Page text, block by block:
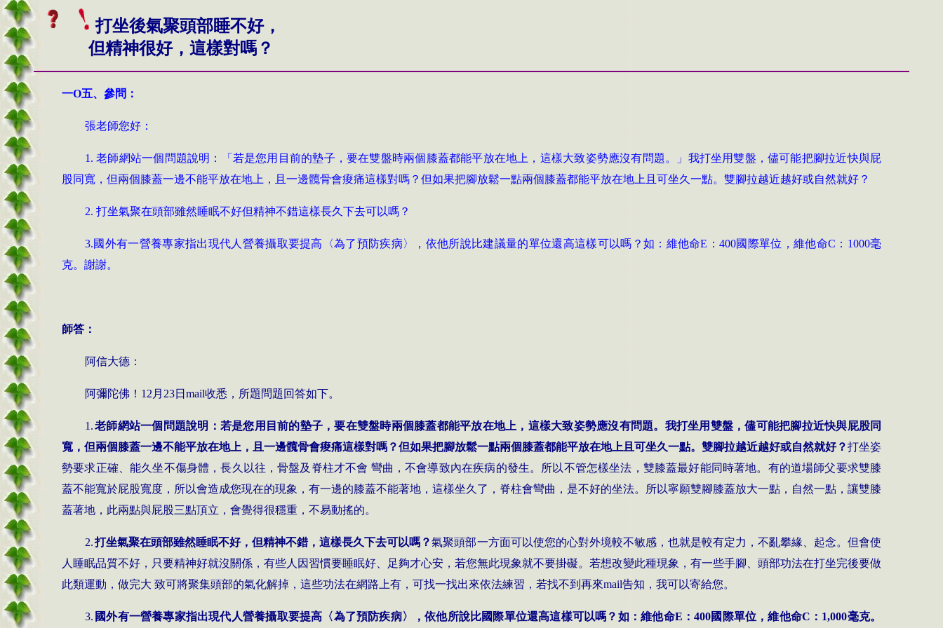
打坐後氣聚頭部睡不好，
但精神很好，這樣對嗎？
一O五、 參問：
張老師您好：
1.老師網站一個問題說明：「若是您用目前的墊子，要在雙盤時兩個膝蓋都能平放在地上，這樣大致姿勢應沒有問題。」我打坐用雙盤，儘可能把腳拉近快與屁
股同寬，但兩個膝蓋一邊不能平放在地上，且一邊髖骨會痠痛這樣對嗎？但如果把腳放鬆一點兩個膝蓋都能平放在地上且可坐久一點。雙腳拉越近越好或自然就好？
2. 打坐氣聚在頭部雖然睡眠不好但精神不錯這樣長久下去可以嗎？
3.國外有一營養專家指出現代人營養攝取要提高〈為了預防疾病〉，依他所說比建議量的單位還高這樣可以嗎？如：維他命E ：400國際單位，維他命C ： 1000毫
克。謝謝。
師答：
阿信大德：
阿彌陀佛！ 12 月 23日 mail收悉，所題問題回答如下。
1.老師網站一個問題說明：若是您用目前的墊子，要在雙盤時兩個膝蓋都能平放在地上，這樣大致姿勢應沒有問題。我打坐用雙盤，儘可能把腳拉近快與屁股同
寬，但兩個膝蓋一邊不能平放在地上，且一邊髖骨會痠痛這樣對嗎？但如果把腳放鬆一點兩個膝蓋都能平放在地上且可坐久一點。雙腳拉越近越好或自然就好？打坐姿
勢要求正確、能久坐不傷身體，長久以往，骨盤及脊柱才不會 彎曲，不會導致內在疾病的發生。所以不管怎樣坐法，雙膝蓋最好能同時著地。有的道場師父要求雙膝
蓋不能寬於屁股寬度，所以會造成您現在的現象，有一邊的膝蓋不能著地，這樣坐久了，脊柱會彎曲，是不好的坐法。所以寧願雙腳膝蓋放大一點，自然一點，讓雙膝
蓋著地，此兩點與屁股三點頂立，會覺得很穩重，不易動搖的。
2.打坐氣聚在頭部雖然睡眠不好，但精神不錯，這樣長久下去可以嗎？氣聚頭部一方面可以使您的心對外境較不敏感，也就是較有定力，不亂攀緣、起念。但會使
人睡眠品質不好，只要精神好就沒關係，有些人因習慣要睡眠好、足夠才心安，若您無此現象就不要掛礙。若想改變此種現象，有一些手腳、頭部功法在打坐完後要做
此類運動，做完大 致可將聚集頭部的氣化解掉，這些功法在網路上有，可找一找出來依法練習，若找不到再來mail告知，我可以寄給您。
3. 國外有一營養專家指出現代人營養攝取要提高〈為了預防疾病〉，依他所說比國際單位還高這樣可以嗎？如：維他命E ：400國際單位，維他命C ： 1,000毫克。